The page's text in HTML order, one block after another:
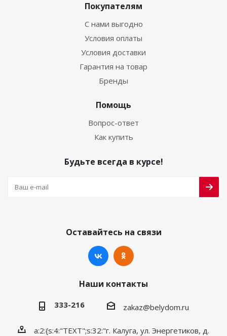
Покупателям
С нами выгодно
Условия оплаты
Условия доставки
Гарантия на товар
Бренды
Помощь
Вопрос-ответ
Как купить
Будьте всегда в курсе!
Оставайтесь на связи
Наши контакты
333-216 zakaz@belydom.ru
a:2:{s:4:"TEXT";s:32:"г. Калуга, ул. Энергетиков, д.